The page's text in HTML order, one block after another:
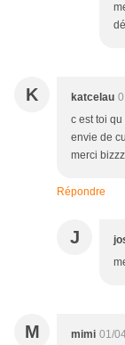
K katcelau
c est toi
envie de
merci
Répondre
J
M mimi 01/